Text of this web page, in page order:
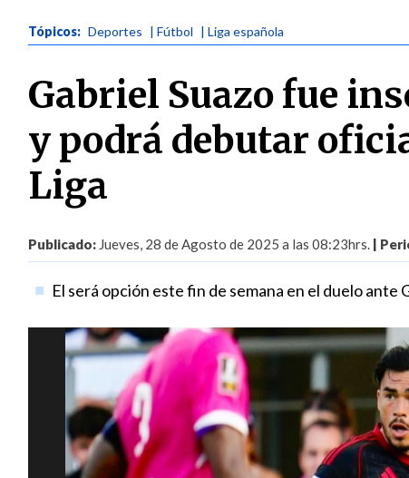
Tópicos: Deportes | Fútbol | Liga española
Gabriel Suazo fue
y podrá debutar
Liga
Publicado: Jueves, 28 de Agosto de 2025 a las 08:23hrs. |
El será opción este fin de semana en el duelo ante